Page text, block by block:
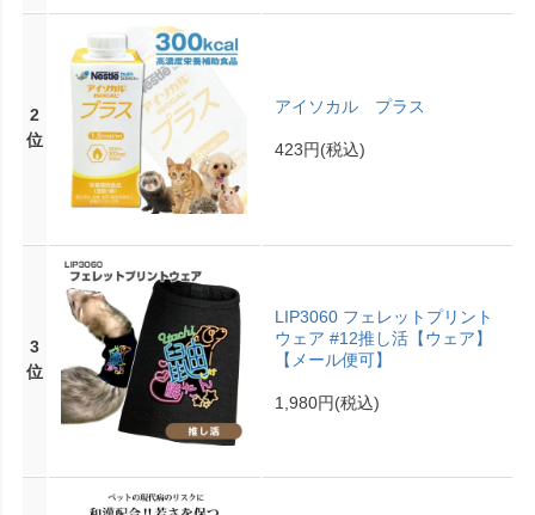
2
位
アイソカル プラス
423円(税込)
3
位
LIP3060 フェレットプリント
ウェア #12推し活【ウェア】
【メール便可】
1,980円(税込)